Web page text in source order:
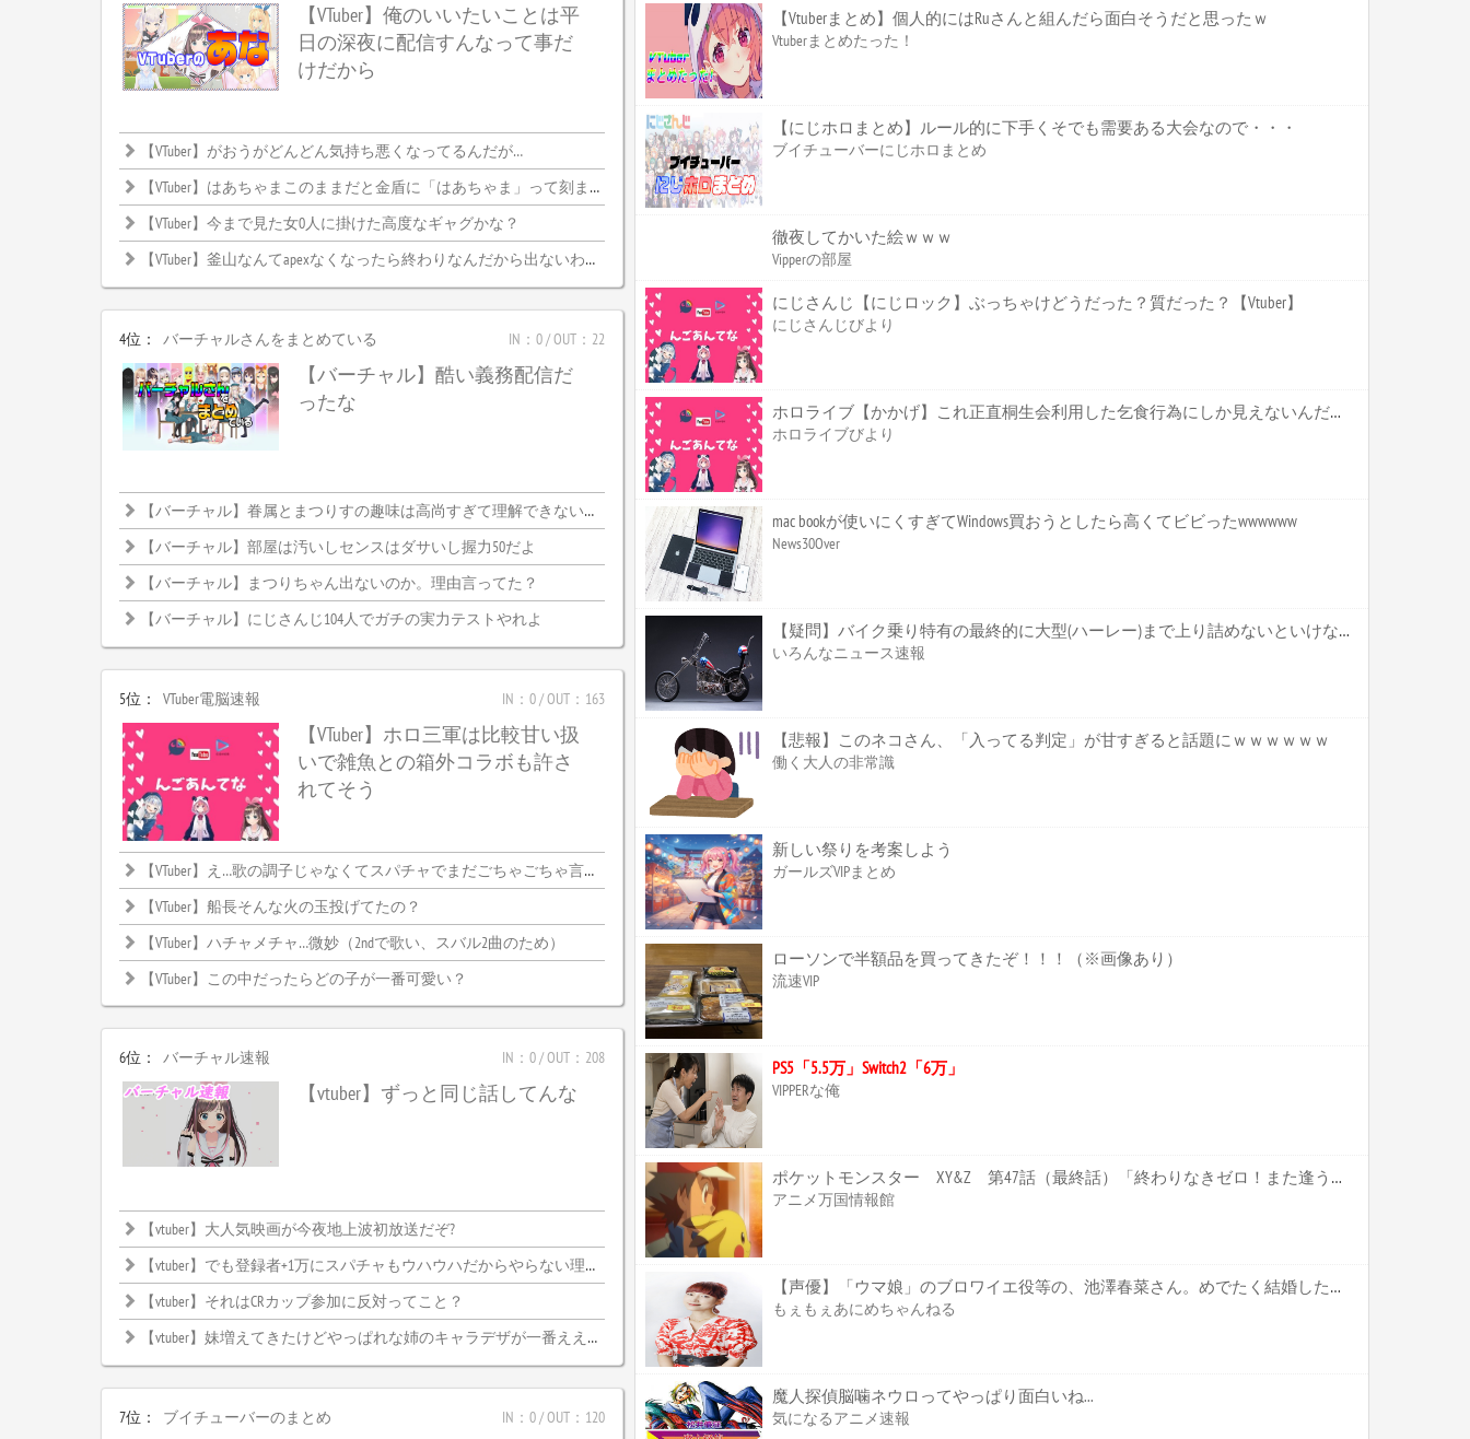
【VTuber】俺のいいたいことは平
日の深夜に配信すんなって事だ
けだから
【VTuber】がおうがどんどん気持ち悪くなってるんだが…
【VTuber】はあちゃまこのままだと金盾に「はあちゃま」って刻まれるけどいいのか
【VTuber】今まで見た女0人に掛けた高度なギャグかな？
【VTuber】釜山なんてapexなくなったら終わりなんだから出ないわけがない
4位： バーチャルさんをまとめている IN：0 / OUT：22
【バーチャル】酷い義務配信だ
ったな
【バーチャル】眷属とまつりすの趣味は高尚すぎて理解できないわｗｗ
【バーチャル】部屋は汚いしセンスはダサいし握力50だよ
【バーチャル】まつりちゃん出ないのか。理由言ってた？
【バーチャル】にじさんじ104人でガチの実力テストやれよ
5位： VTuber電脳速報 IN：0 / OUT：163
【VTuber】ホロ三軍は比較甘い扱
いで雑魚との箱外コラボも許さ
れてそう
【VTuber】え…歌の調子じゃなくてスパチャでまだごちゃごちゃ言ってんの…？
【VTuber】船長そんな火の玉投げてたの？
【VTuber】ハチャメチャ…微妙（2ndで歌い、スバル2曲のため）
【VTuber】この中だったらどの子が一番可愛い？
6位： バーチャル速報 IN：0 / OUT：208
【vtuber】ずっと同じ話してんな
【vtuber】大人気映画が今夜地上波初放送だぞ?
【vtuber】でも登録者+1万にスパチャもウハウハだからやらない理由がないんだわ・・・
【vtuber】それはCRカップ参加に反対ってこと？
【vtuber】妹増えてきたけどやっぱれな姉のキャラデザが一番ええな
7位： ブイチューバーのまとめ IN：0 / OUT：120
【Vtuberまとめ】個人的にはRuさんと組んだら面白そうだと思ったｗ
Vtuberまとめたった！
【にじホロまとめ】ルール的に下手くそでも需要ある大会なので・・・
ブイチューバーにじホロまとめ
徹夜してかいた絵ｗｗｗ
Vipperの部屋
にじさんじ【にじロック】ぶっちゃけどうだった？質だった？【Vtuber】
にじさんじびより
ホロライブ【かかげ】これ正直桐生会利用した乞食行為にしか見えないんだがいいのかこれ かかげって直接関わりがあるわけじゃないだろ【Vtuber】
ホロライブびより
mac bookが使いにくすぎてWindows買おうとしたら高くてビビったwwwwww
News30Over
【疑問】バイク乗り特有の最終的に大型(ハーレー)まで上り詰めないといけない風潮←これ
いろんなニュース速報
【悲報】このネコさん、「入ってる判定」が甘すぎると話題にｗｗｗｗｗｗ
働く大人の非常識
新しい祭りを考案しよう
ガールズVIPまとめ
ローソンで半額品を買ってきたぞ！！！（※画像あり）
流速VIP
PS5「5.5万」Switch2「6万」
VIPPERな俺
ポケットモンスター XY&Z 第47話（最終話）「終わりなきゼロ！また逢う日まで！！」 感想【キャプ画像あり】
アニメ万国情報館
【声優】「ウマ娘」のブロワイエ役等の、池澤春菜さん。めでたく結婚したのだが、ざーさんと間違われるって…【ざーさん、結婚してたやろ？？】
もぇもぇあにめちゃんねる
魔人探偵脳噛ネウロってやっぱり面白いね...
気になるアニメ速報